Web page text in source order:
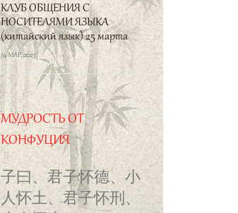
КЛУБ ОБЩЕНИЯ С
НОСИТЕЛЯМИ ЯЗЫКА
(китайский язык) 25 марта
14 МАР, 2023
МУДРОСТЬ ОТ
КОНФУЦИЯ
吾忧也。«Когда мораль
не совершенствуют,
изученное не повторяют,
услышав о принципах
долга, не в состоянии им
следовать, не могут
исправлять недобрые
поступки, я скорблю».
子曰、君子怀德、小
人怀土、君子怀刑、